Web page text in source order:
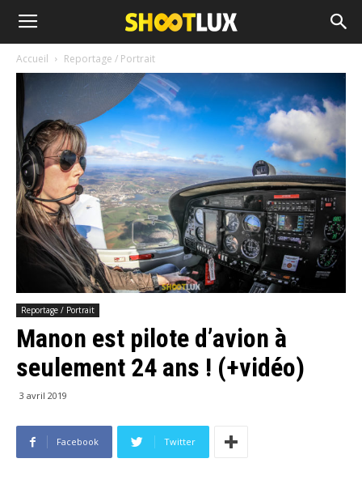
Accueil Reportage / Portrait
Reportage / Portrait
Manon est pilote d’avion à
seulement 24 ans ! (+vidéo)
3 avril 2019
Facebook Twitter